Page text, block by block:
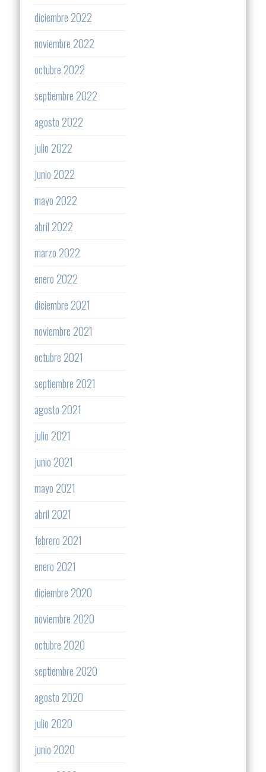
diciembre 2022
noviembre 2022
octubre 2022
septiembre 2022
agosto 2022
julio 2022
junio 2022
mayo 2022
abril 2022
marzo 2022
enero 2022
diciembre 2021
noviembre 2021
octubre 2021
septiembre 2021
agosto 2021
julio 2021
junio 2021
mayo 2021
abril 2021
febrero 2021
enero 2021
diciembre 2020
noviembre 2020
octubre 2020
septiembre 2020
agosto 2020
julio 2020
junio 2020